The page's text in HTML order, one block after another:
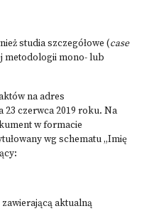
studia szczegółowe (case
metodologii mono- lub
na adres
23 czerwca 2019 roku. Na
w formacie
wg schematu „Imię
aktualną